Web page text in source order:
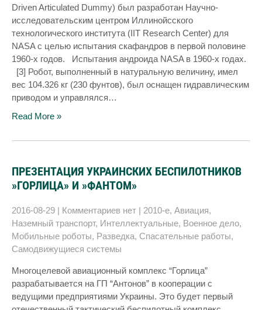
Driven Articulated Dummy) был разработан Научно-
исследовательским центром Иллинойсского
технологического института (IIT Research Center) для
NASA с целью испытания скафандров в первой половине
1960-х годов. Испытания андроида NASA в 1960-х годах.
[3] Робот, выполненный в натуральную величину, имел
вес 104.326 кг (230 фунтов), был оснащен гидравлическим
приводом и управлялся…
Read More »
ПРЕЗЕНТАЦИЯ УКРАИНСКИХ БЕСПИЛОТНИКОВ
»ГОРЛИЦА» И »ФАНТОМ»
2016-08-29 | Комментариев нет | 2010-е, Авиация,
Наземный транспорт, Интеллектуальные, Военное дело,
Мобильные роботы, Разведка, Спасательные работы,
Самодвижущиеся системы
Многоцелевой авиационный комплекс “Горлица”
разрабатывается на ГП “Антонов” в кооперации с
ведущими предприятиями Украины. Это будет первый